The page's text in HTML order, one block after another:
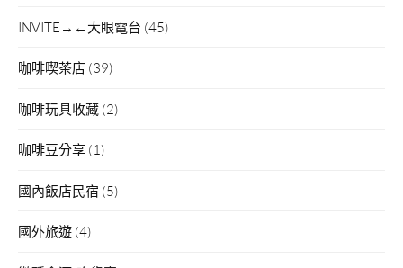
INVITE→←大眼電台 (45)
咖啡喫茶店 (39)
咖啡玩具收藏 (2)
咖啡豆分享 (1)
國內飯店民宿 (5)
國外旅遊 (4)